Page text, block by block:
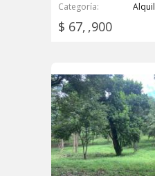
Categoría
$ 67, ,900